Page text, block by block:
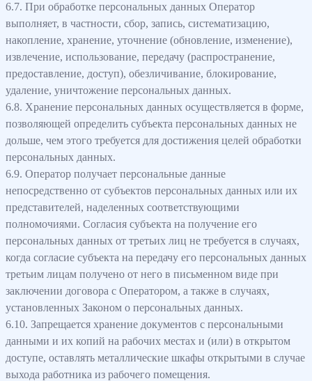
6.7. При обработке персональных данных Оператор
выполняет, в частности, сбор, запись, систематизацию,
накопление, хранение, уточнение (обновление, изменение),
извлечение, использование, передачу (распространение,
предоставление, доступ), обезличивание, блокирование,
удаление, уничтожение персональных данных.
6.8. Хранение персональных данных осуществляется в форме,
позволяющей определить субъекта персональных данных не
дольше, чем этого требуется для достижения целей обработки
персональных данных.
6.9. Оператор получает персональные данные
непосредственно от субъектов персональных данных или их
представителей, наделенных соответствующими
полномочиями. Согласия субъекта на получение его
персональных данных от третьих лиц не требуется в случаях,
когда согласие субъекта на передачу его персональных данных
третьим лицам получено от него в письменном виде при
заключении договора с Оператором, а также в случаях,
установленных Законом о персональных данных.
6.10. Запрещается хранение документов с персональными
данными и их копий на рабочих местах и (или) в открытом
доступе, оставлять металлические шкафы открытыми в случае
выхода работника из рабочего помещения.